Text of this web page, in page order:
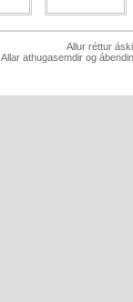
Allur réttur
Allar athugasemdir og